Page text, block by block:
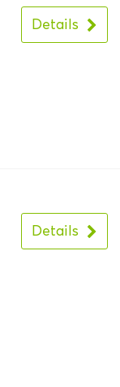
Details
Details